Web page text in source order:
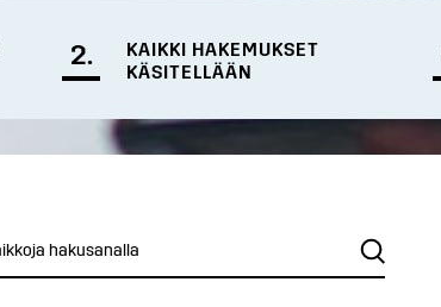
2.
KAIKKI HAKEMUKSET
KÄSITELLÄÄN